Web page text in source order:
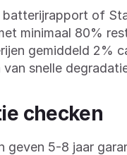
batterijrapport of
minimaal 80%
gemiddeld 2%
snelle
checken
geven 5-8 jaar